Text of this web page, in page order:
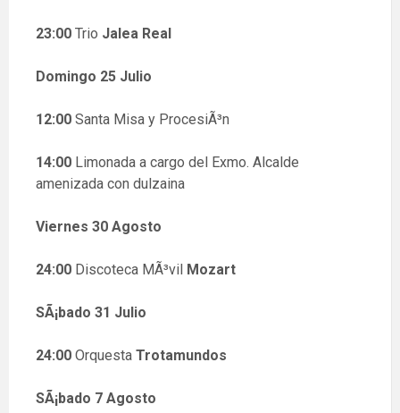
23:00 Trio Jalea Real
Domingo 25 Julio
12:00 Santa Misa y ProcesiÃ³n
14:00 Limonada a cargo del Exmo. Alcalde
amenizada con dulzaina
Viernes 30 Agosto
24:00 Discoteca MÃ³vil Mozart
SÃ¡bado 31 Julio
24:00 Orquesta Trotamundos
SÃ¡bado 7 Agosto